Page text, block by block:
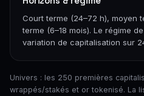
Court terme (24–72 h), moyen
terme (6–18 mois). Le régime
variation de capitalisation sur
Univers : les 250 premières
wrappés/stakés et or tokenisé. La